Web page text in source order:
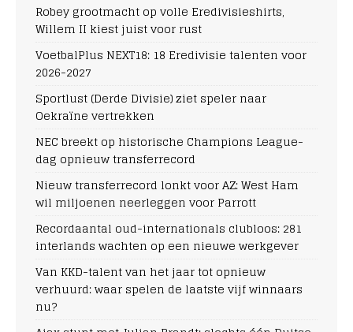
Robey grootmacht op volle Eredivisieshirts,
Willem II kiest juist voor rust
VoetbalPlus NEXT18: 18 Eredivisie talenten voor
2026-2027
Sportlust (Derde Divisie) ziet speler naar
Oekraïne vertrekken
NEC breekt op historische Champions League-
dag opnieuw transferrecord
Nieuw transferrecord lonkt voor AZ: West Ham
wil miljoenen neerleggen voor Parrott
Recordaantal oud-internationals clubloos: 281
interlands wachten op een nieuwe werkgever
Van KKD-talent van het jaar tot opnieuw
verhuurd: waar spelen de laatste vijf winnaars
nu?